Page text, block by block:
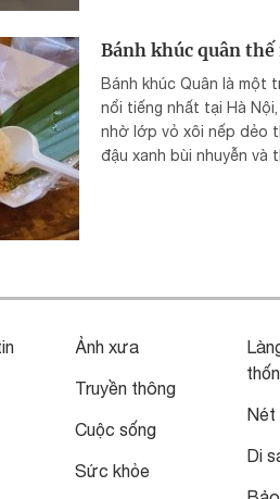
Bánh khúc quân thế
Bánh khúc Quân là một
nổi tiếng nhất tại Hà
nhờ lớp vỏ xôi nếp dẻo
đậu xanh bùi nhuyễn và
Ảnh xưa
Truyền thông
Cuộc sống
Sức khỏe
Nét
Di